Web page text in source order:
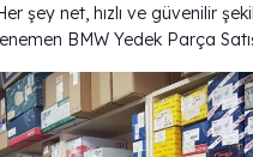
şey net, hızlı ve güvenilir
BMW Yedek Parça